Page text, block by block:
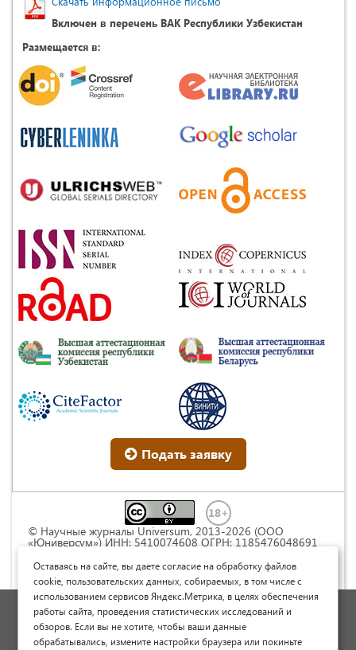
Включен в перечень ВАК Республики Узбекистан
Размещается в:
Подать заявку
© Научные журналы Universum, 2013-2026 (ООО
«Юниверсум») ИНН: 5410074608 ОГРН: 1185476048691
Commons « Attribution» («Атрибуция») 4.0
Непортированная
Политика обработки персональных данных
Договор оферты
Оставаясь на сайте, вы даете согласие на обработку файлов
cookie, пользовательских данных, собираемых, в том числе с
использованием сервисов Яндекс.Метрика, в целях обеспечения
работы сайта, проведения статистических исследований и
обзоров. Если вы не хотите, чтобы ваши данные
обрабатывались, измените настройки браузера или покиньте